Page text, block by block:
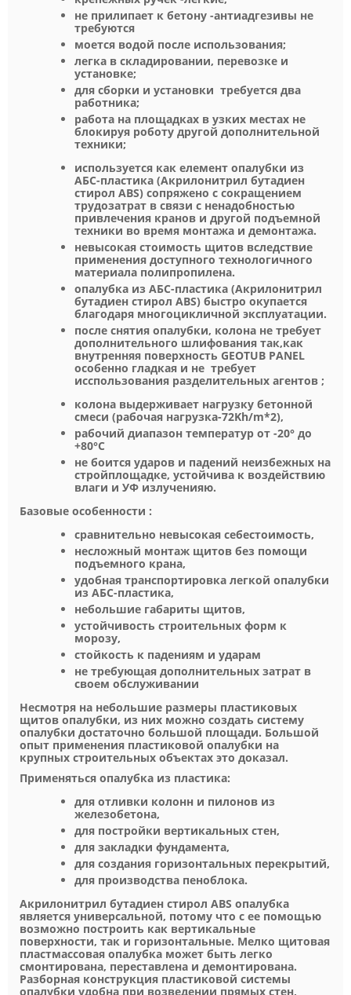
не прилипает к бетону -антиадгезивы не
требуются
моется водой после использования;
легка в складировании, перевозке и
установке;
для сборки и установки требуется два
работника;
работа на площадках в узких местах не
блокируя роботу другой дополнительной
техники;
используется как елемент опалубки из
АБС-пластика (Акрилонитрил бутадиен
стирол ABS) сопряжено с сокращением
трудозатрат в связи с ненадобностью
привлечения кранов и другой подъемной
техники во время монтажа и демонтажа.
невысокая стоимость щитов вследствие
применения доступного технологичного
материала полипропилена.
опалубка из АБС-пластика (Акрилонитрил
бутадиен стирол ABS) быстро окупается
благодаря многоцикличной эксплуатации.
после снятия опалубки, колона не требует
дополнительного шлифования так,как
внутренняя поверхность GEOTUB PANEL
особенно гладкая и не требует
исспользования разделительных агентов ;
колона выдерживает нагрузку бетонной
смеси (рабочая нагрузка-72Kh/m*2),
рабочий диапазон температур от -20° до
+80°С
не боится ударов и падений неизбежных на
стройплощадке, устойчива к воздействию
влаги и УФ излученияю.
Базовые особенности :
сравнительно невысокая себестоимость,
несложный монтаж щитов без помощи
подъемного крана,
удобная транспортировка легкой опалубки
из АБС-пластика,
небольшие габариты щитов,
устойчивость строительных форм к
морозу,
стойкость к падениям и ударам
не требующая дополнительных затрат в
своем обслуживании
Несмотря на небольшие размеры пластиковых
щитов опалубки, из них можно создать систему
опалубки достаточно большой площади. Большой
опыт применения пластиковой опалубки на
крупных строительных объектах это доказал.
Применяться опалубка из пластика:
для отливки колонн и пилонов из
железобетона,
для постройки вертикальных стен,
для закладки фундамента,
для создания горизонтальных перекрытий,
для производства пеноблока.
Акрилонитрил бутадиен стирол ABS опалубка
является универсальной, потому что с ее помощью
возможно построить как вертикальные
поверхности, так и горизонтальные. Мелко щитовая
пластмассовая опалубка может быть легко
смонтирована, переставлена и демонтирована.
Разборная конструкция пластиковой системы
опалубки удобна при возведении прямых стен,